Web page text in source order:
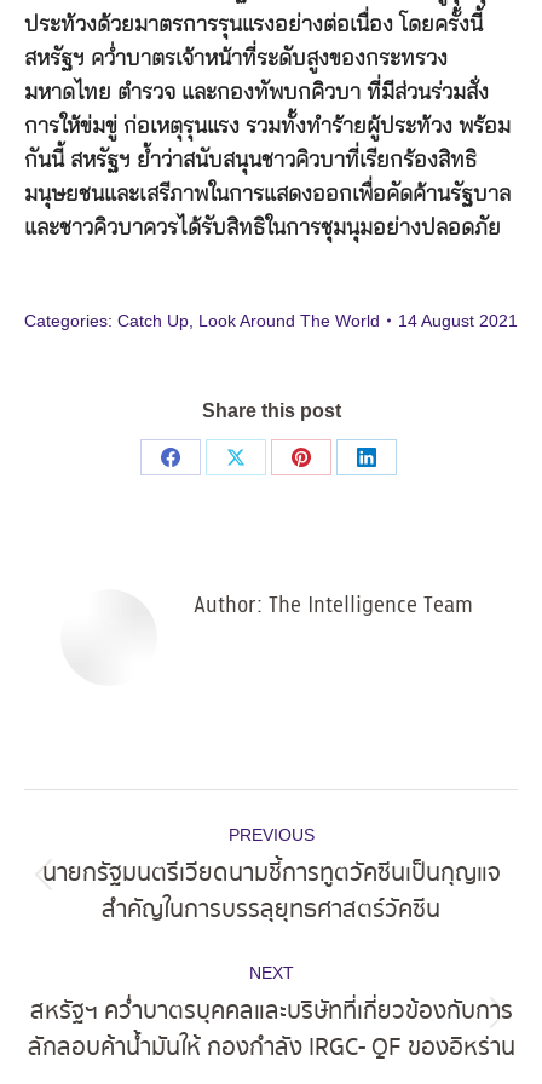
ประท้วงด้วยมาตรการรุนแรงอย่างต่อเนื่อง โดยครั้งนี้
สหรัฐฯ คว่ำบาตรเจ้าหน้าที่ระดับสูงของกระทรวง
มหาดไทย ตำรวจ และกองทัพบกคิวบา ที่มีส่วนร่วมสั่ง
การให้ข่มขู่ ก่อเหตุรุนแรง รวมทั้งทำร้ายผู้ประท้วง พร้อม
กันนี้ สหรัฐฯ ย้ำว่าสนับสนุนชาวคิวบาที่เรียกร้องสิทธิ
มนุษยชนและเสรีภาพในการแสดงออกเพื่อคัดค้านรัฐบาล
และชาวคิวบาควรได้รับสิทธิในการชุมนุมอย่างปลอดภัย
Categories: Catch Up Look Around The World 14 August 2021
Share this post
Share
Share
Share
Share
Author: The Intelligence Team
navigation
PREVIOUS
Previous
post:
นายกรัฐมนตรีเวียดนามชี้การทูตวัคซีนเป็นกุญแจ
สำคัญในการบรรลุยุทธศาสตร์วัคซีน
NEXT
post:
สหรัฐฯ คว่ำบาตรบุคคลและบริษัทที่เกี่ยวข้องกับการ
ลักลอบค้าน้ำมันให้ กองกำลัง IRGC- QF ของอิหร่าน